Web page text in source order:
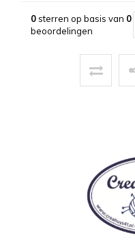
0sterren op basis van 0
beoordelingen